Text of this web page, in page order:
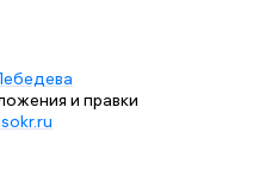
и правки